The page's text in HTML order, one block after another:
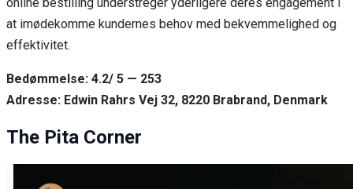
at imødekomme kundernes behov med bekvemmelighed og
effektivitet.
Bedømmelse: 4.2/ 5 — 253
Adresse: Edwin Rahrs Vej 32, 8220 Brabrand, Denmark
The Pita Corner